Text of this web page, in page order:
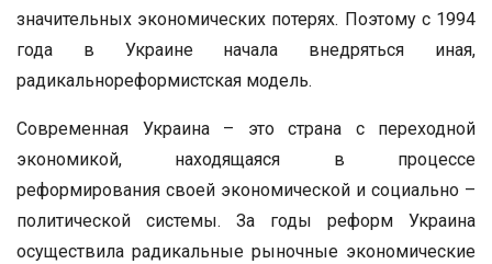
значительных экономических потерях. Поэтому с 1994
года в Украине начала внедряться иная,
радикальнореформистская модель.
Современная Украина – это страна с переходной
экономикой, находящаяся в процессе
реформирования своей экономической и социально –
политической системы. За годы реформ Украина
осуществила радикальные рыночные экономические